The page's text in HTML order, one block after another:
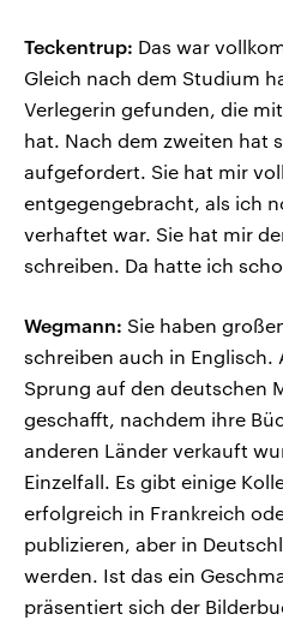
Teckentrup: Das war
Gleich nach dem Studium
Verlegerin gefunden, die
hat. Nach dem zweiten hat
aufgefordert. Sie hat mir
entgegengebracht, als ich
verhaftet war. Sie hat mir
schreiben. Da hatte ich
Wegmann: Sie haben
schreiben auch in Englisch.
Sprung auf den deutschen
geschafft, nachdem ihre
anderen Länder verkauft
Einzelfall. Es gibt einige
erfolgreich in Frankreich
publizieren, aber in
werden. Ist das ein
präsentiert sich der